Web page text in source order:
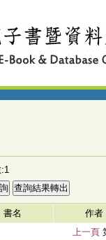
書名
作者
上一頁